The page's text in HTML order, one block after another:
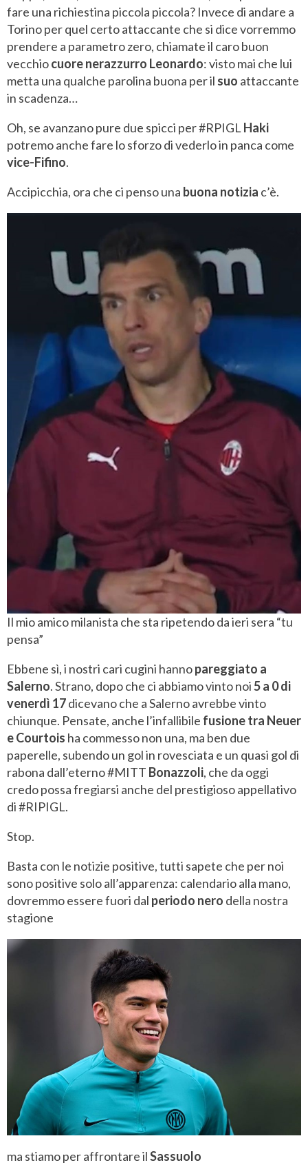
fare una richiestina piccola piccola? Invece di andare a
Torino per quel certo attaccante che si dice vorremmo
prendere a parametro zero, chiamate il caro buon
vecchiocuore nerazzurro Leonardo: visto mai che lui
metta una qualche parolina buona per il suo attaccante
in scadenza…
Oh, se avanzano pure due spicci per #RPIGL Haki
potremo anche fare lo sforzo di vederlo in panca come
vice-Fifino.
Accipicchia, ora che ci penso una buona notizia c’è.
Il mio amico milanista che sta ripetendo da ieri sera “tu
pensa”
Ebbene sì, i nostri cari cugini hannopareggiato a
Salerno. Strano, dopo che ci abbiamo vinto noi5 a 0 di
venerdì 17dicevano che a Salerno avrebbe vinto
chiunque. Pensate, anche l’infallibile fusione tra Neuer
e Courtois ha commesso non una, ma ben due
paperelle, subendo un gol in rovesciata e un quasi gol di
rabona dall’eterno #MITT Bonazzoli, che da oggi
credo possa fregiarsi anche del prestigioso appellativo
di #RIPIGL.
Stop.
Basta con le notizie positive, tutti sapete che per noi
sono positive solo all’apparenza: calendario alla mano,
dovremmo essere fuori dal periodo nero della nostra
stagione
ma stiamo per affrontare ilSassuolo